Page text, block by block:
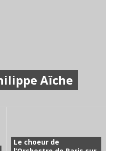
Aïche
Le choeur de